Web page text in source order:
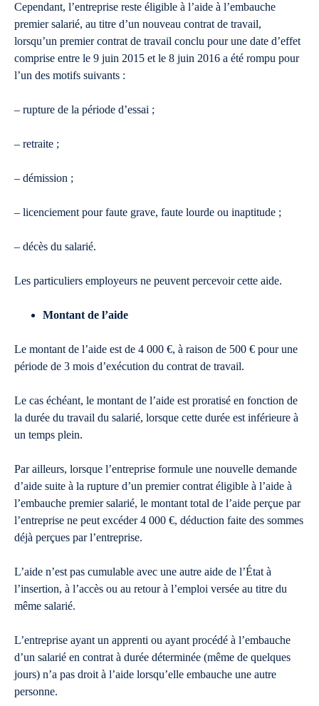
Cependant, l’entreprise reste éligible à l’aide à l’embauche
premier salarié, au titre d’un nouveau contrat de travail,
lorsqu’un premier contrat de travail conclu pour une date d’effet
comprise entre le 9 juin 2015 et le 8 juin 2016 a été rompu pour
l’un des motifs suivants :
– rupture de la période d’essai ;
– retraite ;
– démission ;
– licenciement pour faute grave, faute lourde ou inaptitude ;
– décès du salarié.
Les particuliers employeurs ne peuvent percevoir cette aide.
Montant de l’aide
Le montant de l’aide est de 4 000 €, à raison de 500 € pour une
période de 3 mois d’exécution du contrat de travail.
Le cas échéant, le montant de l’aide est proratisé en fonction de
la durée du travail du salarié, lorsque cette durée est inférieure à
un temps plein.
Par ailleurs, lorsque l’entreprise formule une nouvelle demande
d’aide suite à la rupture d’un premier contrat éligible à l’aide à
l’embauche premier salarié, le montant total de l’aide perçue par
l’entreprise ne peut excéder 4 000 €, déduction faite des sommes
déjà perçues par l’entreprise.
L’aide n’est pas cumulable avec une autre aide de l’État à
l’insertion, à l’accès ou au retour à l’emploi versée au titre du
même salarié.
L’entreprise ayant un apprenti ou ayant procédé à l’embauche
d’un salarié en contrat à durée déterminée (même de quelques
jours) n’a pas droit à l’aide lorsqu’elle embauche une autre
personne.